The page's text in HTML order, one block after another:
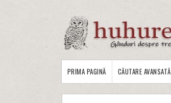
PRIMA PAGINĂ CĂUTARE AVANSATĂ